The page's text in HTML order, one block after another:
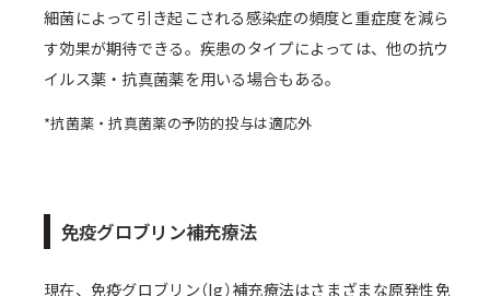
細菌によって引き起こされる感染症の頻度と重症度を減ら
す効果が期待できる。疾患のタイプによっては、他の抗ウ
イルス薬・抗真菌薬を用いる場合もある。
*抗菌薬・抗真菌薬の予防的投与は適応外
免疫グロブリン補充療法
現在、免疫グロブリン（Ig）補充療法はさまざまな原発性免